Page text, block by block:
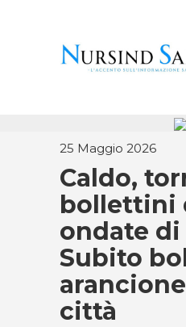
25 Maggio 2026
Caldo,
bollettini
ondate di
Subito
città